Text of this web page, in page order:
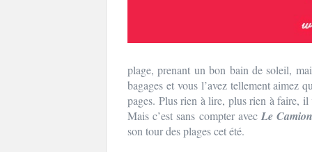
plage, prenant un bon bain de soleil,
bagages et vous l’avez tellement aimez
pages. Plus rien à lire, plus rien à faire,
Mais c’est sans compter avec Le
son tour des plages cet été.